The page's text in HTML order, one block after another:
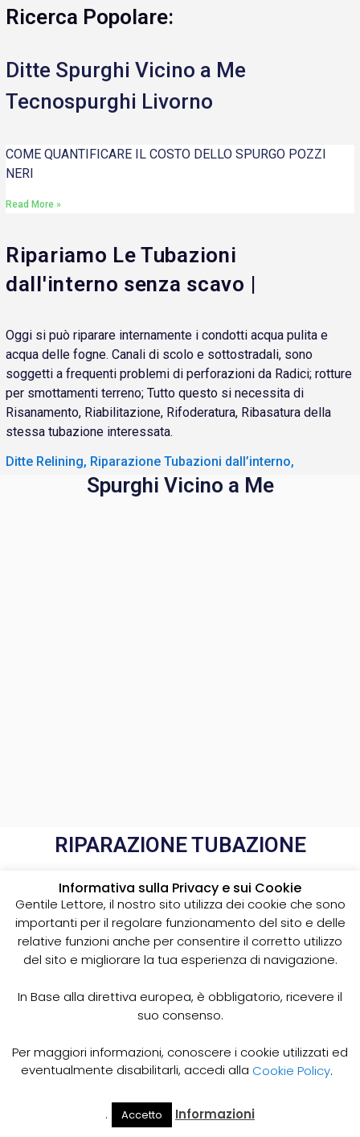
Ricerca Popolare:
Ditte Spurghi Vicino a Me
Tecnospurghi Livorno
COME QUANTIFICARE IL COSTO DELLO SPURGO POZZI
NERI
Read More »
Ripariamo Le Tubazioni
dall'interno senza scavo |
Oggi si può riparare internamente i condotti acqua pulita e
acqua delle fogne. Canali di scolo e sottostradali, sono
soggetti a frequenti problemi di perforazioni da Radici; rotture
per smottamenti terreno; Tutto questo si necessita di
Risanamento, Riabilitazione, Rifoderatura, Ribasatura della
stessa tubazione interessata.
Ditte Relining, Riparazione Tubazioni dall’interno,
Spurghi Vicino a Me
RIPARAZIONE TUBAZIONE
DALL'INTERNO
Cerca Il Mio
Informativa sulla Privacy e sui Cookie
Gentile Lettore, il nostro sito utilizza dei cookie che sono
importanti per il regolare funzionamento del sito e delle
relative funzioni anche per consentire il corretto utilizzo
del sito e migliorare la tua esperienza di navigazione.
In Base alla direttiva europea, è obbligatorio, ricevere il
suo consenso.
Per maggiori informazioni, conoscere i cookie utilizzati ed
eventualmente disabilitarli, accedi alla Cookie Policy.
. Accetto Informazioni